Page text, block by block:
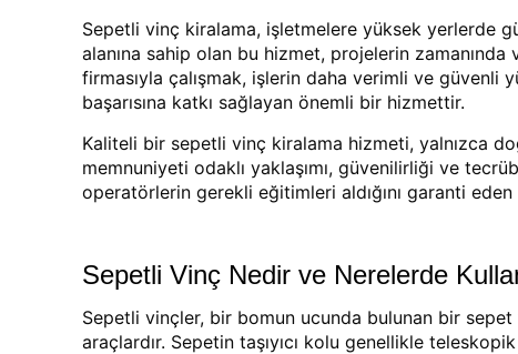
Sepetli vinç kiralama, işletmelere yüksek yerlerde
alanına sahip olan bu hizmet, projelerin
firmasıyla çalışmak, işlerin daha verimli ve
başarısına katkı sağlayan önemli bir hizmettir.
Kaliteli bir sepetli vinç kiralama hizmeti, yalnızca
memnuniyeti odaklı yaklaşımı, güvenilirliği ve
operatörlerin gerekli eğitimleri aldığını garanti
Sepetli Vinç Nedir ve Nerelerde
Sepetli vinçler, bir bomun ucunda bulunan bir sepet
araçlardır. Sepetin taşıyıcı kolu genellikle